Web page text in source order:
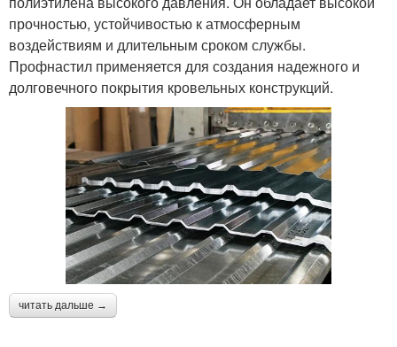
прочностью, устойчивостью к атмосферным
воздействиям и длительным сроком службы.
Профнастил применяется для создания надежного и
долговечного покрытия кровельных конструкций.
читать дальше →